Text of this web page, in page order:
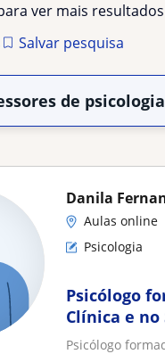
ver mais
Salvar pesquisa
de
Danila
Aulas online
Psicologia
Psicólogo
Clínica e
estudantes
Psicólogo